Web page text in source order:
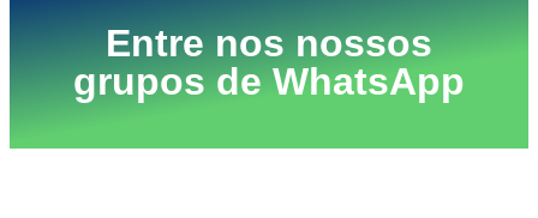
Entre nos nossos
grupos de WhatsApp